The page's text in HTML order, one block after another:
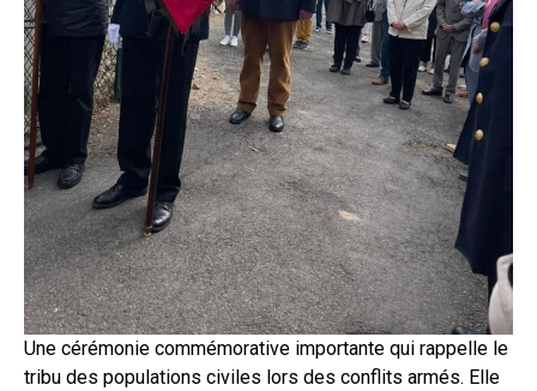
Une cérémonie commémorative importante qui rappelle le
tribu des populations civiles lors des conflits armés. Elle